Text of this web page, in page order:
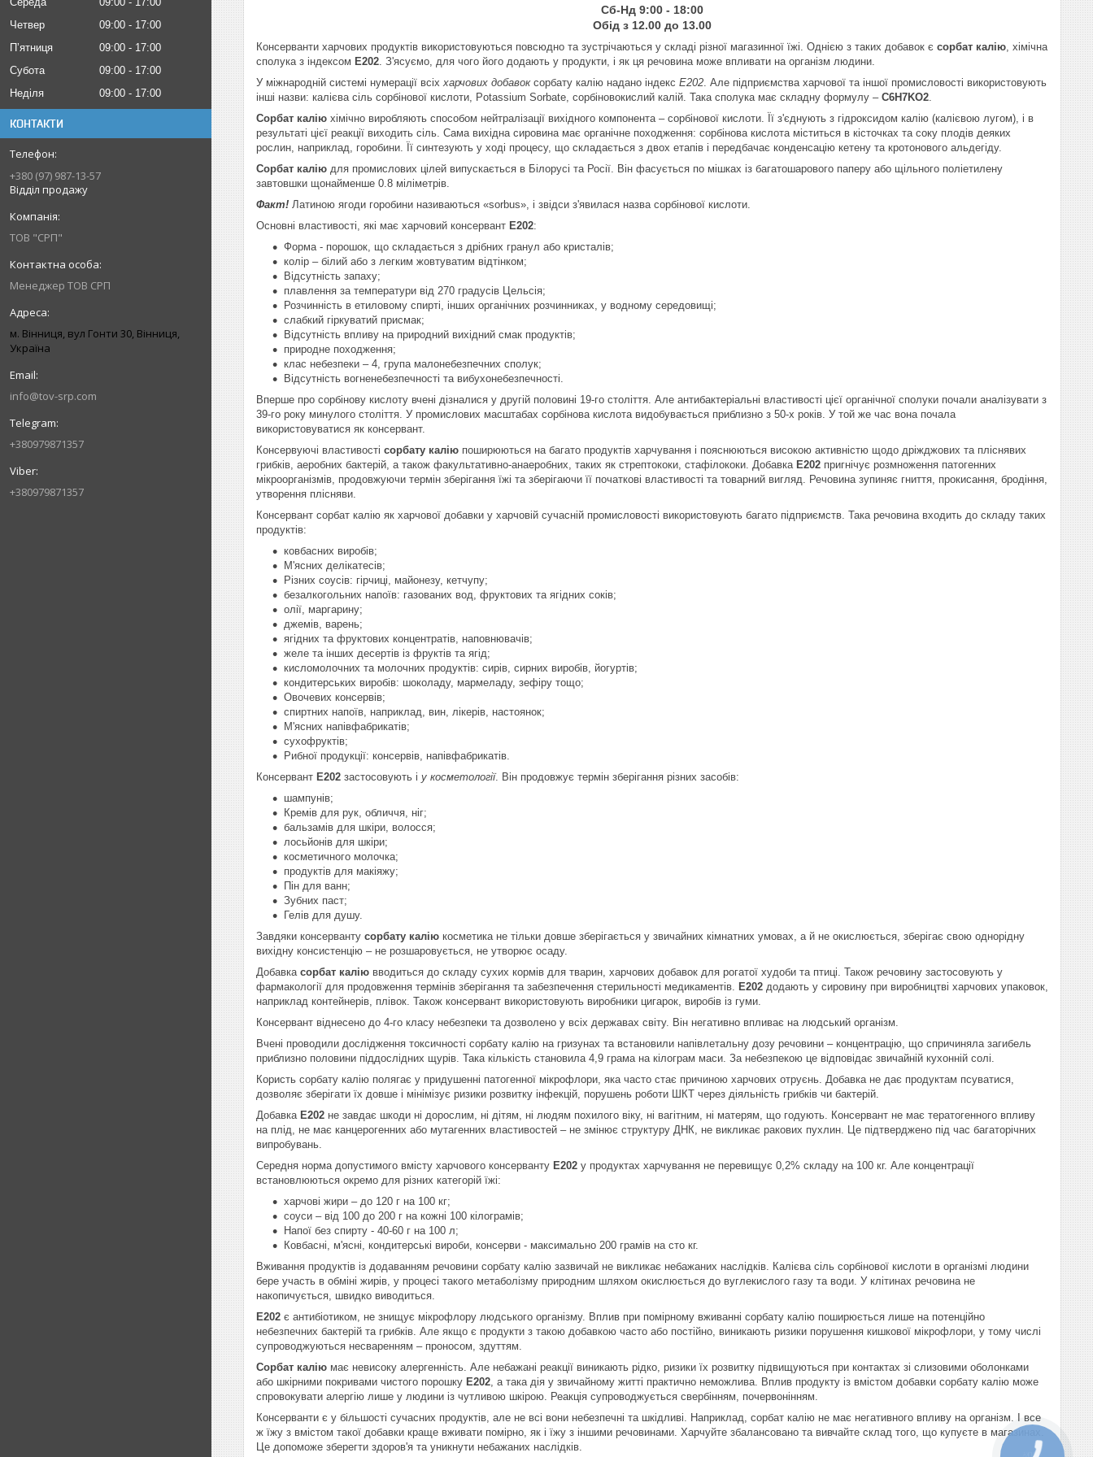
Четвер
09:00
17:00
Пʼятниця
09:00
17:00
Субота
09:00
17:00
Неділя
09:00 17:00
КОНТАКТИ
+380 (97) 987-13-57
Відділ продажу
ТОВ "СРП"
Менеджер ТОВ СРП
м. Вінниця, вул Гонти 30, Вінниця,
Україна
info@tov-srp.com
+380979871357
+380979871357
Сб-Нд 9:00 - 18:00
Обід з 12.00 до 13.00
Консерванти харчових продуктів використовуються повсюдно та зустрічаються у складі різної магазинної їжі. Однією з таких добавок є сорбат калію, хімічна
сполука з індексом E202. З'ясуємо, для чого його додають у продукти, і як ця речовина може впливати на організм людини.
У міжнародній системі нумерації всіххарчових добавоксорбату калію надано індекс E202. Але підприємства харчової та іншої промисловості використовують
інші назви: калієва сіль сорбінової кислоти, Potassium Sorbate, сорбіновокислий калій. Така сполука має складну формулу – C6H7KO2.
Сорбат калію хімічно виробляють способом нейтралізації вихідного компонента – сорбінової кислоти. Її з'єднують з гідроксидом калію (калієвою лугом), і в
результаті цієї реакції виходить сіль. Сама вихідна сировина має органічне походження: сорбінова кислота міститься в кісточках та соку плодів деяких
рослин, наприклад, горобини. Її синтезують у ході процесу, що складається з двох етапів і передбачає конденсацію кетену та кротонового альдегіду.
Сорбат калію для промислових цілей випускається в Білорусі та Росії. Він фасується по мішках із багатошарового паперу або щільного поліетилену
завтовшки щонайменше 0.8 міліметрів.
Факт! Латиною ягоди горобини називаються «sorbus», і звідси з'явилася назва сорбінової кислоти.
Основні властивості, які має харчовий консервант E202:
Форма - порошок, що складається з дрібних гранул або кристалів;
колір – білий або з легким жовтуватим відтінком;
Відсутність запаху;
плавлення за температури від 270 градусів Цельсія;
Розчинність в етиловому спирті, інших органічних розчинниках, у водному середовищі;
слабкий гіркуватий присмак;
Відсутність впливу на природний вихідний смак продуктів;
природне походження;
клас небезпеки – 4, група малонебезпечних сполук;
Відсутність вогненебезпечності та вибухонебезпечності.
Вперше про сорбінову кислоту вчені дізналися у другій половині 19-го століття. Але антибактеріальні властивості цієї органічної сполуки почали аналізувати з
39-го року минулого століття. У промислових масштабах сорбінова кислота видобувається приблизно з 50-х років. У той же час вона почала
використовуватися як консервант.
Консервуючі властивості сорбату калію поширюються на багато продуктів харчування і пояснюються високою активністю щодо дріжджових та пліснявих
грибків, аеробних бактерій, а також факультативно-анаеробних, таких як стрептококи, стафілококи. Добавка E202 пригнічує розмноження патогенних
мікроорганізмів, продовжуючи термін зберігання їжі та зберігаючи її початкові властивості та товарний вигляд. Речовина зупиняє гниття, прокисання, бродіння,
утворення плісняви.
Консервант сорбат калію як харчової добавки у харчовій сучасній промисловості використовують багато підприємств. Така речовина входить до складу таких
продуктів:
ковбасних виробів;
М'ясних делікатесів;
Різних соусів: гірчиці, майонезу, кетчупу;
безалкогольних напоїв: газованих вод, фруктових та ягідних соків;
олії, маргарину;
джемів, варень;
ягідних та фруктових концентратів, наповнювачів;
желе та інших десертів із фруктів та ягід;
кисломолочних та молочних продуктів: сирів, сирних виробів, йогуртів;
кондитерських виробів: шоколаду, мармеладу, зефіру тощо;
Овочевих консервів;
спиртних напоїв, наприклад, вин, лікерів, настоянок;
М'ясних напівфабрикатів;
сухофруктів;
Рибної продукції: консервів, напівфабрикатів.
Консервант E202 застосовують і у косметології. Він продовжує термін зберігання різних засобів:
шампунів;
Кремів для рук, обличчя, ніг;
бальзамів для шкіри, волосся;
лосьйонів для шкіри;
косметичного молочка;
продуктів для макіяжу;
Пін для ванн;
Зубних паст;
Гелів для душу.
Завдяки консерванту сорбату калію косметика не тільки довше зберігається у звичайних кімнатних умовах, а й не окислюється, зберігає свою однорідну
вихідну консистенцію – не розшаровується, не утворює осаду.
Добавка сорбат калію вводиться до складу сухих кормів для тварин, харчових добавок для рогатої худоби та птиці. Також речовину застосовують у
фармакології для продовження термінів зберігання та забезпечення стерильності медикаментів. E202 додають у сировину при виробництві харчових упаковок,
наприклад контейнерів, плівок. Також консервант використовують виробники цигарок, виробів із гуми.
Консервант віднесено до 4-го класу небезпеки та дозволено у всіх державах світу. Він негативно впливає на людський організм.
Вчені проводили дослідження токсичності сорбату калію на гризунах та встановили напівлетальну дозу речовини – концентрацію, що спричиняла загибель
приблизно половини піддослідних щурів. Така кількість становила 4,9 грама на кілограм маси. За небезпекою це відповідає звичайній кухонній солі.
Користь сорбату калію полягає у придушенні патогенної мікрофлори, яка часто стає причиною харчових отруєнь. Добавка не дає продуктам псуватися,
дозволяє зберігати їх довше і мінімізує ризики розвитку інфекцій, порушень роботи ШКТ через діяльність грибків чи бактерій.
Добавка E202 не завдає шкоди ні дорослим, ні дітям, ні людям похилого віку, ні вагітним, ні матерям, що годують. Консервант не має тератогенного впливу
на плід, не має канцерогенних або мутагенних властивостей – не змінює структуру ДНК, не викликає ракових пухлин. Це підтверджено під час багаторічних
випробувань.
Середня норма допустимого вмісту харчового консерванту E202 у продуктах харчування не перевищує 0,2% складу на 100 кг. Але концентрації
встановлюються окремо для різних категорій їжі:
харчові жири – до 120 г на 100 кг;
соуси – від 100 до 200 г на кожні 100 кілограмів;
Напої без спирту - 40-60 г на 100 л;
Ковбасні, м'ясні, кондитерські вироби, консерви - максимально 200 грамів на сто кг.
Вживання продуктів із додаванням речовини сорбату калію зазвичай не викликає небажаних наслідків. Калієва сіль сорбінової кислоти в організмі людини
бере участь в обміні жирів, у процесі такого метаболізму природним шляхом окислюється до вуглекислого газу та води. У клітинах речовина не
накопичується, швидко виводиться.
E202 є антибіотиком, не знищує мікрофлору людського організму. Вплив при помірному вживанні сорбату калію поширюється лише на потенційно
небезпечних бактерій та грибків. Але якщо є продукти з такою добавкою часто або постійно, виникають ризики порушення кишкової мікрофлори, у тому числі
супроводжуються несваренням – проносом, здуттям.
Сорбат калію має невисоку алергенність. Але небажані реакції виникають рідко, ризики їх розвитку підвищуються при контактах зі слизовими оболонками
або шкірними покривами чистого порошку E202, а така дія у звичайному житті практично неможлива. Вплив продукту із вмістом добавки сорбату калію може
спровокувати алергію лише у людини із чутливою шкірою. Реакція супроводжується свербінням, почервонінням.
Консерванти є у більшості сучасних продуктів, але не всі вони небезпечні та шкідливі. Наприклад, сорбат калію не має негативного впливу на організм. І все
ж їжу з вмістом такої добавки краще вживати помірно, як і їжу з іншими речовинами. Харчуйте збалансовано та вивчайте склад того, що купуєте в магазинах.
Це допоможе зберегти здоров'я та уникнути небажаних наслідків.